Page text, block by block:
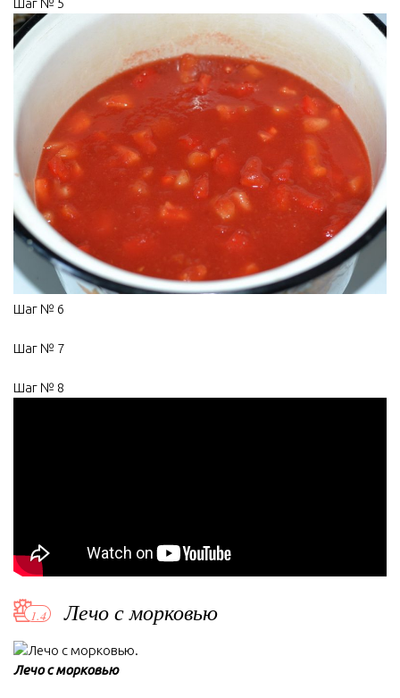
Шаг № 5
Шаг № 6
Шаг № 7
Шаг № 8
Лечо с морковью
Лечо с морковью